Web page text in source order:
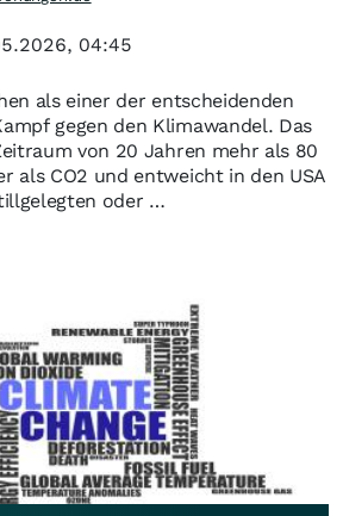
als einer der entscheidenden
gegen den Klimawandel. Das
von 20 Jahren mehr als 80
als CO2 und entweicht in den USA
oder …
04:45